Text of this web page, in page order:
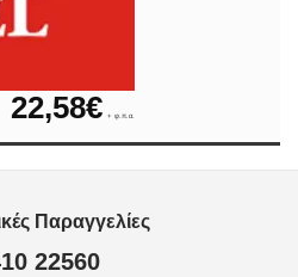
22,58€ + φ.π.α.
Παραγγελίες
22560